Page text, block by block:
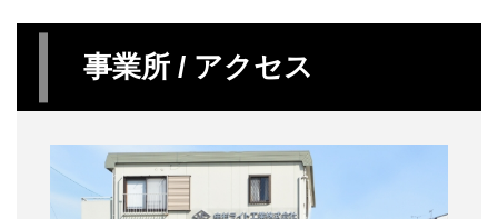
事業所 / アクセス